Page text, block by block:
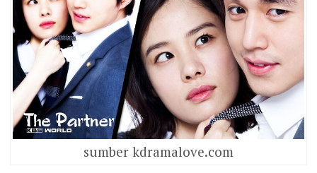
sumber kdramalove.com